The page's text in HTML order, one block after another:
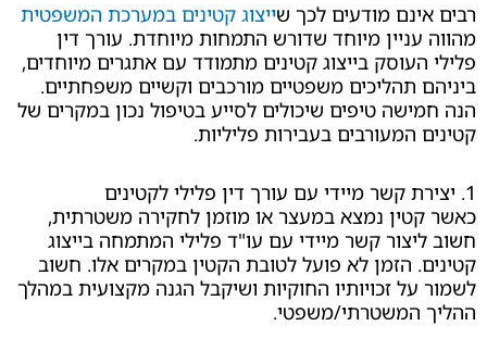
מודעים לכך שייצוג קטינים במערכת המשפטית
מיוחד שדורש התמחות מיוחדת. עורך דין
בייצוג קטינים מתמודד עם אתגרים מיוחדים,
תהליכים משפטיים מורכבים וקשיים משפחתיים.
טיפים שיכולים לסייע בטיפול נכון במקרים של
בעבירות פליליות.
נמצא במעצר או מוזמן לחקירה משטרתית,
קשר מיידי עם עו"ד פלילי המתמחה בייצוג
הזמן לא פועל לטובת הקטין במקרים אלו. חשוב
זכויותיו החוקיות ושיקבל הגנה מקצועית במהלך
משפטי.